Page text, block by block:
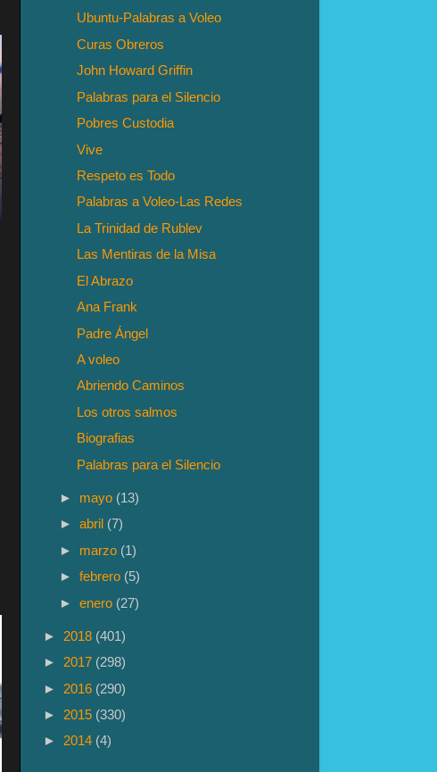
Ubuntu-Palabras a Voleo
Curas Obreros
John Howard Griffin
Palabras para el Silencio
Pobres Custodia
Vive
Respeto es Todo
Palabras a Voleo-Las Redes
La Trinidad de Rublev
Las Mentiras de la Misa
El Abrazo
Ana Frank
Padre Ángel
A voleo
Abriendo Caminos
Los otros salmos
Biografias
Palabras para el Silencio
► mayo (13)
►abril (7)
► marzo (1)
►febrero (5)
►enero (27)
► 2018 (401)
► 2017 (298)
► 2016 (290)
► 2015 (330)
► 2014 (4)